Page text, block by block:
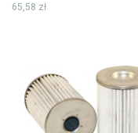
65,58 zł